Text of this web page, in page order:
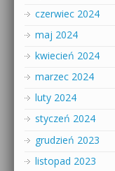
czerwiec 2024
maj 2024
kwiecień 2024
marzec 2024
luty 2024
styczeń 2024
grudzień 2023
listopad 2023